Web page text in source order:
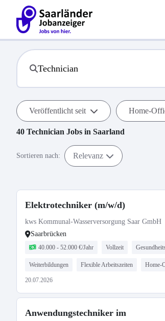
Veröffentlicht seit Home-
40 Technician Jobs in Saarland
Sortieren nach: Relevanz
Elektrotechniker (m/w/d)
kws Kommunal-Wasserversorgung Saar GmbH
Saarbrücken
40.000 - 52.000 €/Jahr Vollzeit
Weiterbildungen Flexible Arbeitszeiten Home-
20.07.2026
Anwendungstechniker im